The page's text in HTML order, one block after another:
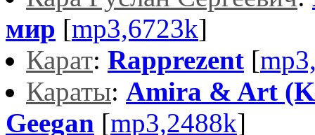
мир [mp3,6723k]
Карат: Rapprezent [
Караты: Amira & Art
Geegan [mp3,2488k]